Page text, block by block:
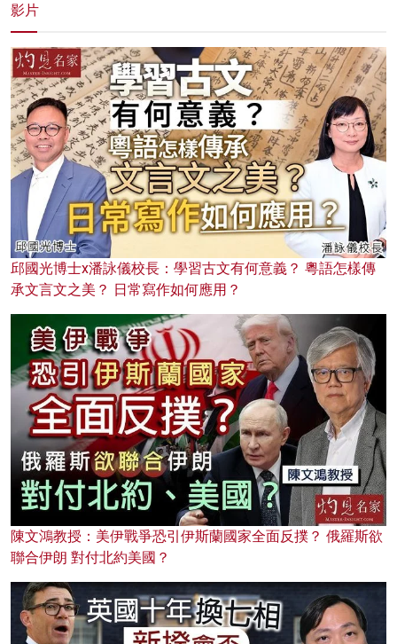
影片
邱國光博士x潘詠儀校長：學習古文有何意義？ 粵語怎樣傳
承文言文之美？ 日常寫作如何應用？
陳文鴻教授：美伊戰爭恐引伊斯蘭國家全面反撲？ 俄羅斯欲
聯合伊朗 對付北約美國？